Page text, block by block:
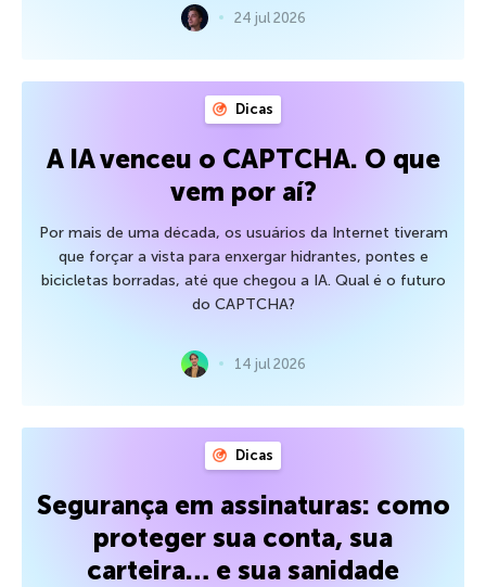
24 jul 2026
Dicas
A IA venceu o CAPTCHA. O que
vem por aí?
Por mais de uma década, os usuários da Internet tiveram
que forçar a vista para enxergar hidrantes, pontes e
bicicletas borradas, até que chegou a IA. Qual é o futuro
do CAPTCHA?
14 jul 2026
Dicas
Segurança em assinaturas: como
proteger sua conta, sua
carteira… e sua sanidade